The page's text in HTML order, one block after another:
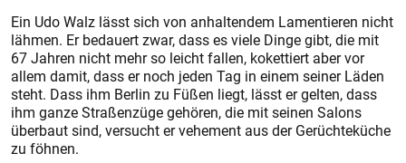
Ein Udo Walz lässt sich von anhaltendem Lamentieren nicht
lähmen. Er bedauert zwar, dass es viele Dinge gibt, die mit
67 Jahren nicht mehr so leicht fallen, kokettiert aber vor
allem damit, dass er noch jeden Tag in einem seiner Läden
steht. Dass ihm Berlin zu Füßen liegt, lässt er gelten, dass
ihm ganze Straßenzüge gehören, die mit seinen Salons
überbaut sind, versucht er vehement aus der Gerüchteküche
zu föhnen.